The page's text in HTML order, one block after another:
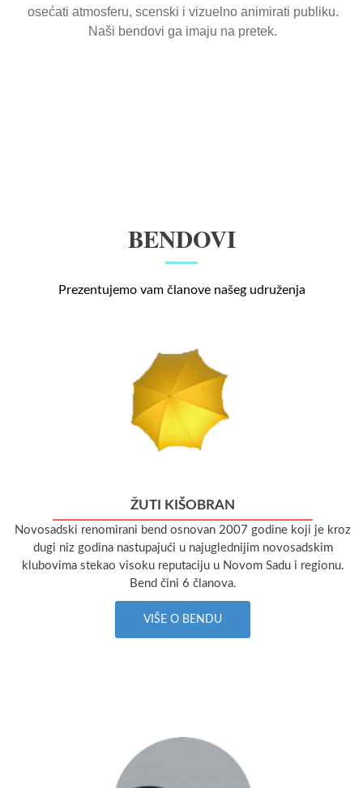
osećati atmosferu, scenski i vizuelno animirati publiku.
Naši bendovi ga imaju na pretek.
BENDOVI
Prezentujemo vam članove našeg udruženja
ŽUTI KIŠOBRAN
Novosadski renomirani bend osnovan 2007 godine koji je kroz
dugi niz godina nastupajući u najuglednijim novosadskim
klubovima stekao visoku reputaciju u Novom Sadu i regionu.
Bend čini 6 članova.
VIŠE O BENDU